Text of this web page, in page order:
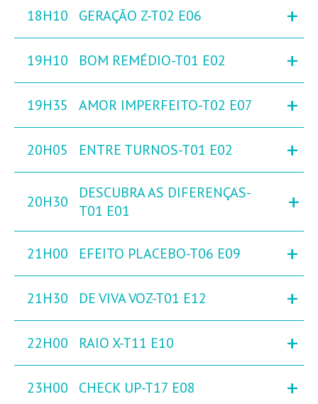
18H10 GERAÇÃO Z-T02 E06 +
19H10 BOM REMÉDIO-T01 E02 +
19H35 AMOR IMPERFEITO-T02 E07 +
20H05 ENTRE TURNOS-T01 E02 +
20H30
DESCUBRA AS DIFERENÇAS-
T01 E01
+
21H00 EFEITO PLACEBO-T06 E09 +
21H30 DE VIVA VOZ-T01 E12 +
22H00 RAIO X-T11 E10 +
23H00 CHECK UP-T17 E08 +